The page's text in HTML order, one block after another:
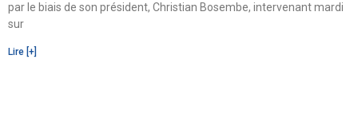
par le biais de son président, Christian Bosembe, intervenant mardi
sur
Lire [+]